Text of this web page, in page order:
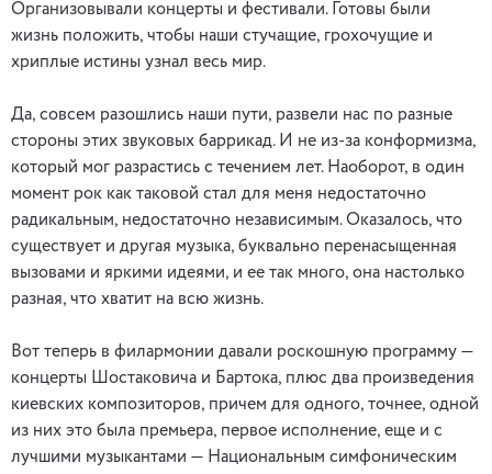
Организовывали концерты и фестивали. Готовы были
жизнь положить, чтобы наши стучащие, грохочущие и
хриплые истины узнал весь мир.
Да, совсем разошлись наши пути, развели нас по разные
стороны этих звуковых баррикад. И не из-за конформизма,
который мог разрастись с течением лет. Наоборот, в один
момент рок как таковой стал для меня недостаточно
радикальным, недостаточно независимым. Оказалось, что
существует и другая музыка, буквально перенасыщенная
вызовами и яркими идеями, и ее так много, она настолько
разная, что хватит на всю жизнь.
Вот теперь в филармонии давали роскошную программу —
концерты Шостаковича и Бартока, плюс два произведения
киевских композиторов, причем для одного, точнее, одной
из них это была премьера, первое исполнение, еще и с
лучшими музыкантами — Национальным симфоническим